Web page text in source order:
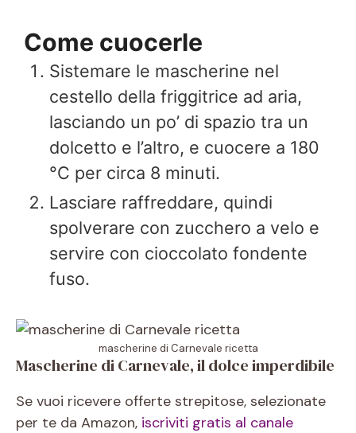
Come cuocerle
Sistemare le mascherine nel
cestello della friggitrice ad aria,
lasciando un po’ di spazio tra un
dolcetto e l’altro, e cuocere a 180
°C per circa 8 minuti.
Lasciare raffreddare, quindi
spolverare con zucchero a velo e
servire con cioccolato fondente
fuso.
mascherine di Carnevale ricetta
Mascherine di Carnevale, il dolce imperdibile
Se vuoi ricevere offerte strepitose, selezionate
per te da Amazon, iscriviti gratis al canale